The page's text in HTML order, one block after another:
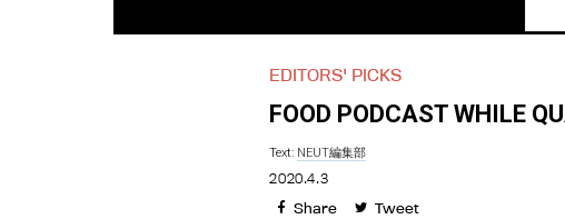
EDITORS' PICKS
FOOD PODCAST WHILE
Text: NEUT編集部
2020.4.3
Share Tweet